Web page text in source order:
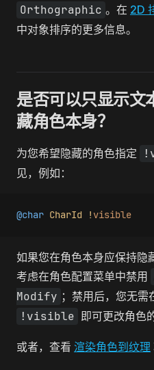
Orthographic 。在 2D
中对象排序的更多信息。
是否可以只显示文
藏角色本身？
为您希望隐藏的角色指定
见，例如：
@char CharId ! visible
如果您在角色本身应保持隐
考虑在角色配置菜单中禁用
Modify ；禁用后，您无需
!visible 即可更改角色
或者，查看 渲染角色到纹理